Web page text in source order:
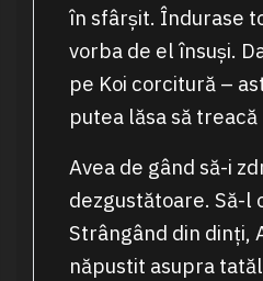
în sfârșit. Îndurase
vorba de el însuși.
pe Koi corcitură –
putea lăsa să
Avea de gând să-i
dezgustătoare. Să-l
Strângând din dinți,
năpustit asupra